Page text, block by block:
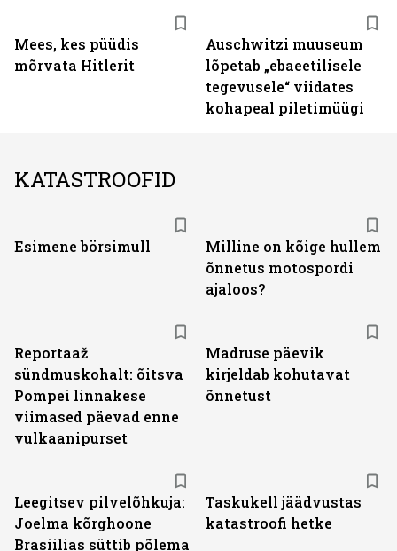
Mees, kes püüdis
mõrvata Hitlerit
Auschwitzi muuseum
lõpetab „ebaeetilisele
tegevusele“ viidates
kohapeal piletimüügi
KATASTROOFID
Esimene börsimull
Milline on kõige hullem
õnnetus motospordi
ajaloos?
Reportaaž
sündmuskohalt: õitsva
Pompei linnakese
viimased päevad enne
vulkaanipurset
Madruse päevik
kirjeldab kohutavat
õnnetust
Leegitsev pilvelõhkuja:
Joelma kõrghoone
Brasiilias süttib põlema
Taskukell jäädvustas
katastroofi hetke